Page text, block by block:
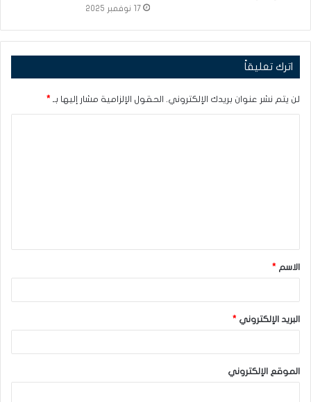
17 نوفمبر 2025
اترك تعليقاً
لن يتم نشر عنوان بريدك الإلكتروني. الحقول الإلزامية مشار إليها بـ *
ق
*
الاسم *
البريد الإلكتروني *
الموقع الإلكتروني